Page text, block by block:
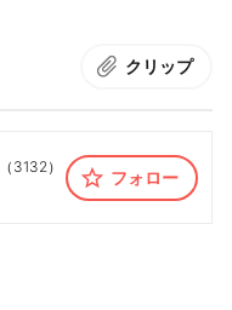
クリップ
（ 3132）
フォロー